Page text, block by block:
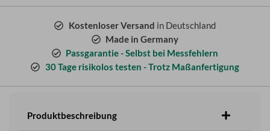
Kostenloser Versand in Deutschland
Made in Germany
Passgarantie - Selbst bei Messfehlern
30 Tage risikolos testen - Trotz Maßanfertigung
Produktbeschreibung